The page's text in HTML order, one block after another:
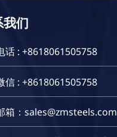
我们
话 : +8618061505758
信 : +8618061505758
箱：sales@zmsteels.com